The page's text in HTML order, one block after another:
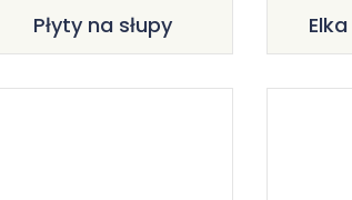
Płyty na słupy